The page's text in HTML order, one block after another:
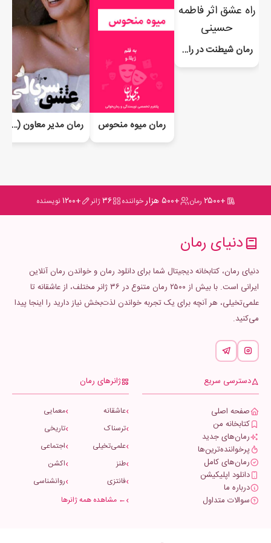
رمان شیطنت در راه عشق
رمان میوه منحوس رمان مدیر معاون (عشق سریالی) - VIP
+۲۵۰۰ رمان +۵۰۰ هزار خواننده ۳۶ژانر +۱۲۰۰ نویسنده
دنیای رمان
دنیای رمان، کتابخانه دیجیتال شما برای دانلود رمان و خواندن رمان آنلاین
ایرانی است. با بیش از ۲۵۰۰ رمان متنوع در ۳۶ ژانر مختلف، از عاشقانه تا
علمی‌تخیلی، هر آنچه برای یک تجربه خواندن لذت‌بخش نیاز دارید را اینجا پیدا
می‌کنید.
دسترسی سریع
صفحه اصلی
کتابخانه من
رمان‌های جدید
پرخواننده‌ترین‌ها
رمان‌های کامل
دانلود اپلیکیشن
درباره ما
سوالات متداول
ژانرهای رمان
عاشقانه
معمایی
ترسناک
تاریخی
علمی‌تخیلی
اجتماعی
طنز
اکشن
فانتزی
روانشناسی
← مشاهده همه ژانرها